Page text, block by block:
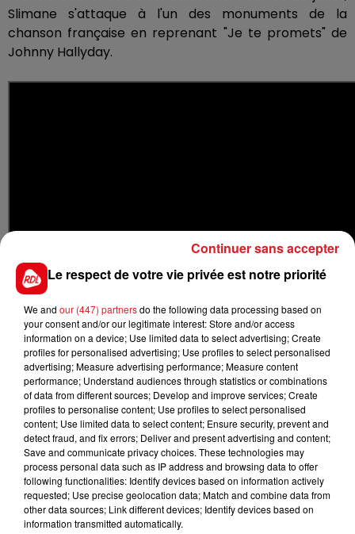
Slimane s'attaque à l'un des monuments de la
chanson française en reprenant "Je te promets" de
Johnny Hallyday.
Dans une touchante lecture au piano, l'artiste chante
la ballade du Taulier, écrite par Jean-Jacques
Goldman en 1986. Dans sa vidéo de reprise, Slimane
apparaît dans une loge, face au miroir et va se mettre
à nu, enlevant tour à tour sa veste, sa chaîne, son T-
shirt et son emblématique bonnet.
Sa reprise de "Je te promets", qu'il avait déjà proposée
sur France 3, arrive à point nommé puisque Slimane
Le respect de votre vie privée est notre priorité
We and our (447) partnersdo the following data processing based on
your consent and/or our legitimate interest: Store and/or access
information on a device; Use limited data to select advertising; Create
profiles for personalised advertising; Use profiles to select personalised
advertising; Measure advertising performance; Measure content
performance; Understand audiences through statistics or combinations
of data from different sources; Develop and improve services; Create
profiles to personalise content; Use profiles to select personalised
content; Use limited data to select content; Ensure security, prevent and
detect fraud, and fix errors; Deliver and present advertising and content;
Save and communicate privacy choices. These technologies may
process personal data such as IP address and browsing data to offer
following functionalities: Identify devices based on information actively
requested; Use precise geolocation data; Match and combine data from
other data sources; Link different devices; Identify devices based on
information transmitted automatically.
Continuer sans accepter